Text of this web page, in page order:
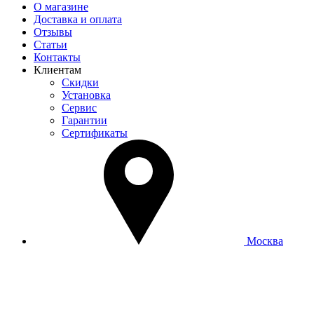
О магазине
Доставка и оплата
Отзывы
Статьи
Контакты
Клиентам
Скидки
Установка
Сервис
Гарантии
Сертификаты
Москва